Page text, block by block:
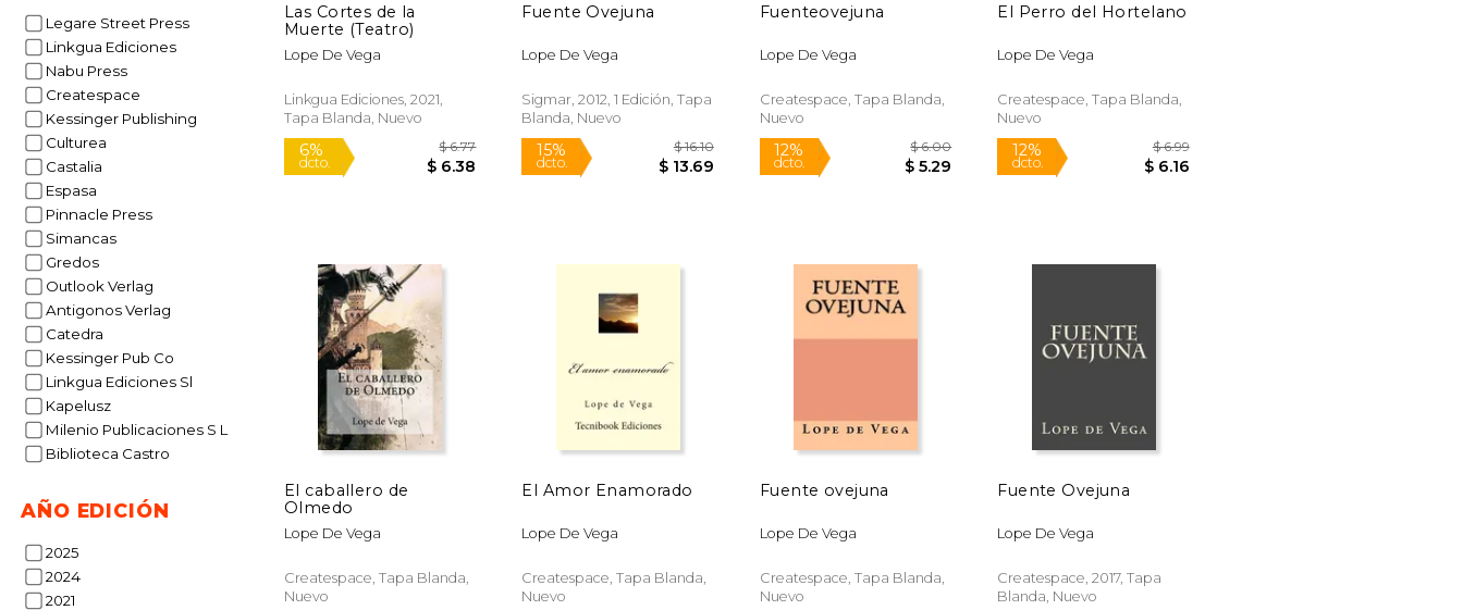
Legare Street Press
Linkgua Ediciones
Nabu Press
Createspace
Kessinger Publishing
Culturea
Castalia
Espasa
Pinnacle Press
Simancas
Gredos
Outlook Verlag
Antigonos Verlag
Catedra
Kessinger Pub Co
Linkgua Ediciones Sl
Kapelusz
Milenio Publicaciones S L
Biblioteca Castro
AÑO EDICIÓN
2025
2024
2021
Las Cortes de la
Muerte (Teatro)
Lope De Vega
Linkgua Ediciones, 2021,
Tapa Blanda, Nuevo
6%
dcto.
Fuente Ovejuna
Lope De Vega
Sigmar, 2012, 1 Edición, Tapa
Blanda, Nuevo
15%
dcto.
Fuenteovejuna
Lope De Vega
Createspace, Tapa Blanda,
Nuevo
12%
dcto.
$ 6.00
$ 5.29
El Perro del Hortelano
Lope De Vega
Createspace, Tapa Blanda,
Nuevo
12%
dcto.
El caballero de
Olmedo
Lope De Vega
Createspace, Tapa Blanda,
Nuevo
El Amor Enamorado
Lope De Vega
Createspace, Tapa Blanda,
Nuevo
Fuente ovejuna
Lope De Vega
Createspace, Tapa Blanda,
Nuevo
Fuente Ovejuna
Lope De Vega
Createspace, 2017, Tapa
Blanda, Nuevo